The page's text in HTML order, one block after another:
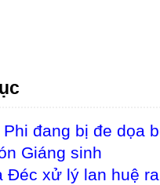
đang bị đe dọa
Giáng sinh
Đéc xử lý lan huệ